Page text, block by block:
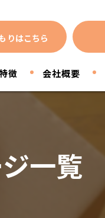
りはこちら
徴 会社概要
一覧